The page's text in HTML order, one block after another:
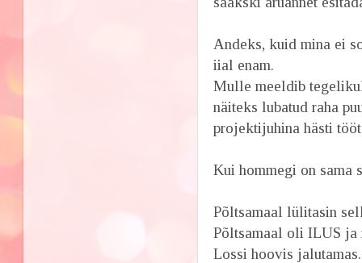
Andeks, kuid mina ei
iial enam.
Mulle meeldib
näiteks lubatud raha
projektijuhina hästi
Kui hommegi on sama
Põltsamaal lülitasin
Põltsamaal oli ILUS ja
Lossi hoovis